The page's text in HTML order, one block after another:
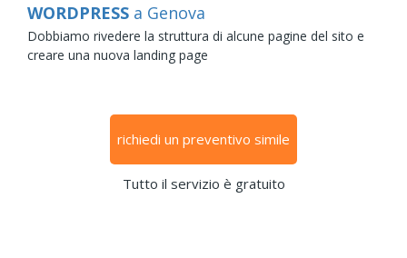
WORDPRESS a Genova
Dobbiamo rivedere la struttura di alcune pagine del sito e
creare una nuova landing page
richiedi un preventivo simile
Tutto il servizio è gratuito